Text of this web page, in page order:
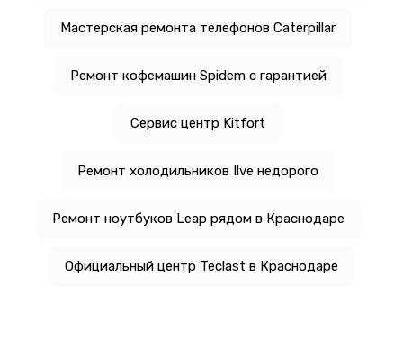
Мастерская ремонта телефонов Caterpillar
Ремонт кофемашин Spidem с гарантией
Сервис центр Kitfort
Ремонт холодильников Ilve недорого
Ремонт ноутбуков Leap рядом в Краснодаре
Официальный центр Teclast в Краснодаре